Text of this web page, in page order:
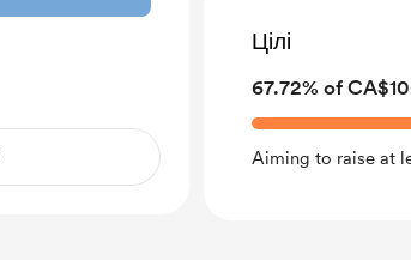
Цілі
67.72% of
Aiming to raise at